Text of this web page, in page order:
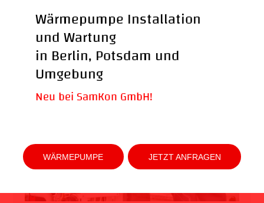
Wärmepumpe Installation
und Wartung
in Berlin, Potsdam und
Umgebung
Neu bei SamKon GmbH!
WÄRMEPUMPE JETZT ANFRAGEN